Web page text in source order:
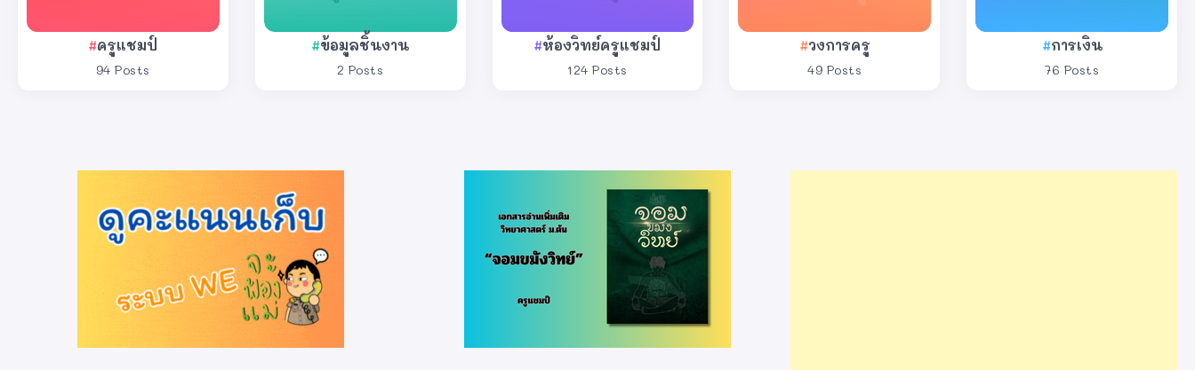
ครูแชมป์
94 Posts
ข้อมูลชิ้นงาน
2 Posts
ห้องวิทย์ครูแชมป์
124 Posts
วงการครู
49 Posts
การเงิน
76 Posts